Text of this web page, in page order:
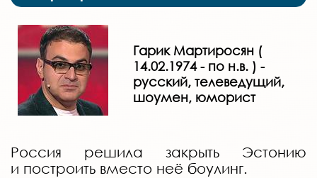
Гарик Мартиросян (
14.02.1974 - по н.в. ) -
русский, телеведущий,
шоумен, юморист
Россия решила закрыть Эстонию
и построить вместо неё боулинг.